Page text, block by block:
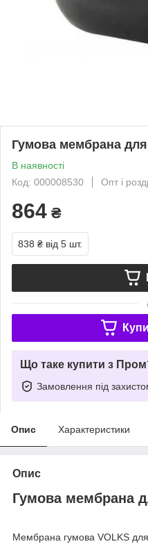
Гумова мембрана
В наявності
Код: 000008530
Опт і
864 ₴
838 ₴ від 5 шт.
Що таке купити з
Замовлення під
Опис Характеристики
Опис
Гумова мембрана
Мембрана гумова VOLKS